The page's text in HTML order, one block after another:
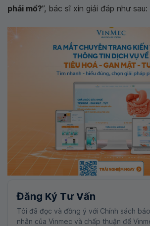
phải mổ?”, bác sĩ xin giải đáp như sau:
Đăng Ký Tư Vấn
Tôi đã đọc và đồng ý với Chính sách
nhân của Vinmec và chấp thuận để